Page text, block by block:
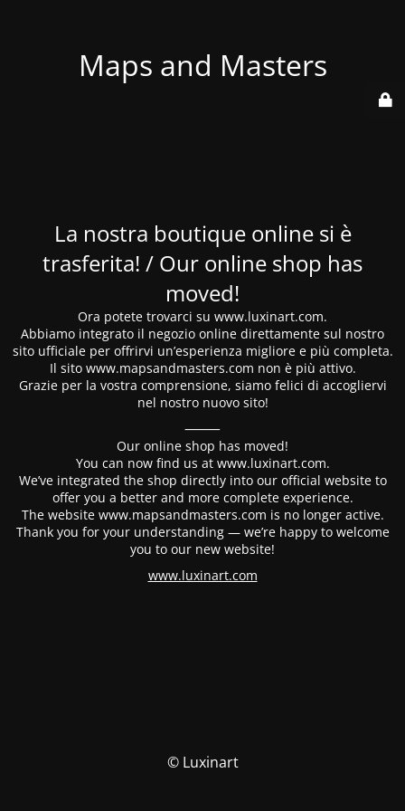
Maps and Masters
La nostra boutique online si è
trasferita! / Our online shop has
moved!
Ora potete trovarci su www.luxinart.com.
Abbiamo integrato il negozio online direttamente sul nostro
sito ufficiale per offrirvi un’esperienza migliore e più completa.
Il sito www.mapsandmasters.com non è più attivo.
Grazie per la vostra comprensione, siamo felici di accogliervi
nel nostro nuovo sito!
⸻
Our online shop has moved!
You can now find us at www.luxinart.com.
We’ve integrated the shop directly into our official website to
offer you a better and more complete experience.
The website www.mapsandmasters.com is no longer active.
Thank you for your understanding — we’re happy to welcome
you to our new website!
www.luxinart.com
© Luxinart